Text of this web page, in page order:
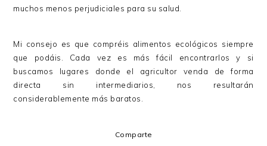
muchos menos perjudiciales para su salud.
Mi consejo es que compréis alimentos ecológicos siempre
que podáis. Cada vez es más fácil encontrarlos y si
buscamos lugares donde el agricultor venda de forma
directa sin intermediarios, nos resultarán
considerablemente más baratos.
Comparte